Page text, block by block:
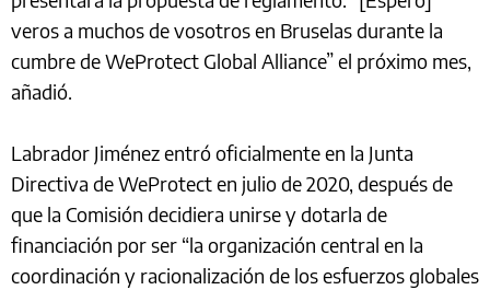
veros a muchos de vosotros en Bruselas durante la
cumbre de WeProtect Global Alliance” el próximo mes,
añadió.
Labrador Jiménez entró oficialmente en la Junta
Directiva de WeProtect en julio de 2020, después de
que la Comisión decidiera unirse y dotarla de
financiación por ser “la organización central en la
coordinación y racionalización de los esfuerzos globales